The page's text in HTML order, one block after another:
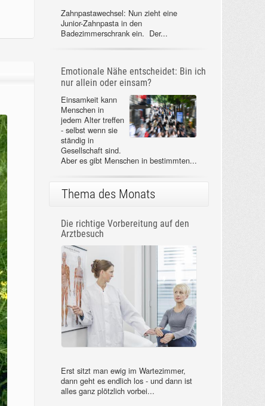
Zahnpastawechsel: Nun zieht eine
Junior-Zahnpasta in den
Badezimmerschrank ein. Der...
Emotionale Nähe entscheidet: Bin ich
nur allein oder einsam?
Einsamkeit kann
Menschen in
jedem Alter treffen
- selbst wenn sie
ständig in
Gesellschaft sind.
Aber es gibt Menschen in bestimmten...
Thema des Monats
Die richtige Vorbereitung auf den
Arztbesuch
Erst sitzt man ewig im Wartezimmer,
dann geht es endlich los - und dann ist
alles ganz plötzlich vorbei...